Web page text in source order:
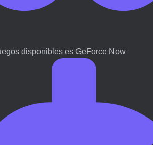
disponibles es GeForce Now